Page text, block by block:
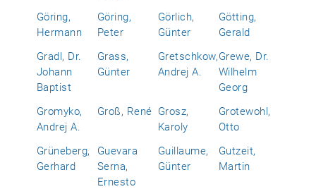
Göring,
Hermann
Göring,
Peter
Görlich,
Günter
Götting,
Gerald
Gradl, Dr.
Johann
Baptist
Grass,
Günter
Gretschkow,
Andrej A.
Grewe, Dr.
Wilhelm
Georg
Gromyko,
Andrej A.
Groß, René Grosz,
Karoly
Grotewohl,
Otto
Grüneberg,
Gerhard
Guevara
Serna,
Ernesto
Guillaume,
Günter
Gutzeit,
Martin